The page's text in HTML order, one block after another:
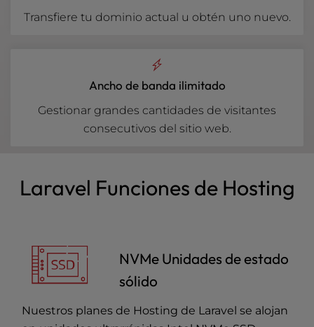
Transfiere tu dominio actual u obtén uno nuevo.
Ancho de banda ilimitado
Gestionar grandes cantidades de visitantes
consecutivos del sitio web.
Laravel Funciones de Hosting
NVMe Unidades de estado
sólido
Nuestros planes de Hosting de Laravel se alojan